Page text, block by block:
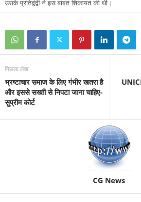
उसके प्रतिद्वंद्वी ने इस बाबत शिकायत की थी।
पिछला लेख
भ्रष्टाचार समाज के लिए गंभीर खतरा है
और इससे सख्ती से निपटा जाना चाहिए-
सुप्रीम कोर्ट
CG News